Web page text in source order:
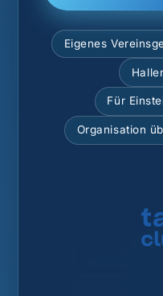
Eigenes
Für
Organisation